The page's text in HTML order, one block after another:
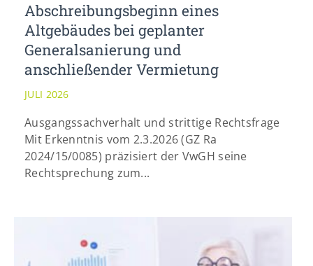
Abschreibungsbeginn eines
Altgebäudes bei geplanter
Generalsanierung und
anschließender Vermietung
JULI 2026
Ausgangssachverhalt und strittige Rechtsfrage
Mit Erkenntnis vom 2.3.2026 (GZ Ra
2024/15/0085) präzisiert der VwGH seine
Rechtsprechung zum...